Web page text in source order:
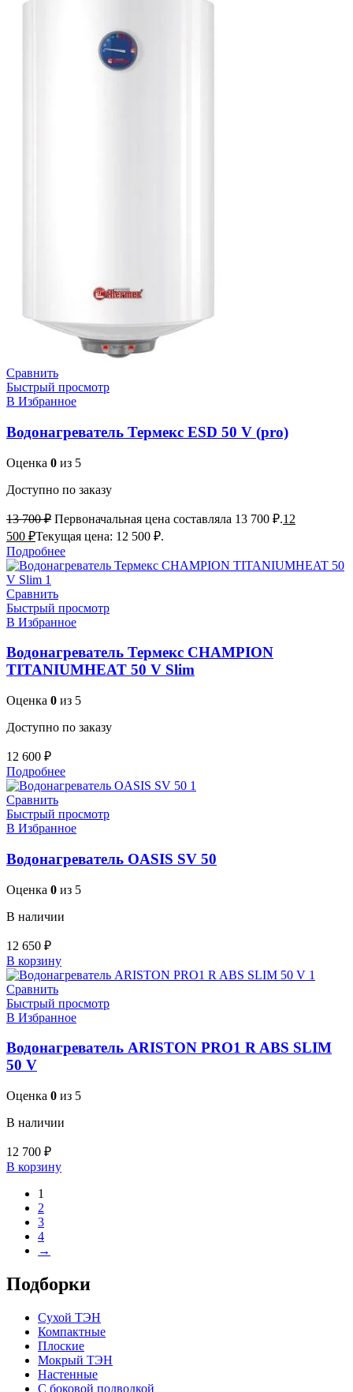
Сравнить
Быстрый просмотр
В Избранное
Водонагреватель Термекс ESD 50 V (pro)
Оценка 0 из 5
Доступно по заказу
13 700₽ Первоначальная цена составляла 13 700 ₽.12
500 ₽Текущая цена: 12 500 ₽.
Подробнее
Сравнить
Быстрый просмотр
В Избранное
Водонагреватель Термекс CHAMPION
TITANIUMHEAT 50 V Slim
Оценка 0 из 5
Доступно по заказу
12 600 ₽
Подробнее
Сравнить
Быстрый просмотр
В Избранное
Водонагреватель OASIS SV 50
Оценка 0 из 5
В наличии
12 650 ₽
В корзину
Сравнить
Быстрый просмотр
В Избранное
Водонагреватель ARISTON PRO1 R ABS SLIM
50 V
Оценка 0 из 5
В наличии
12 700 ₽
В корзину
1
2
3
4
→
Подборки
Сухой ТЭН
Компактные
Плоские
Мокрый ТЭН
Настенные
С боковой подводкой